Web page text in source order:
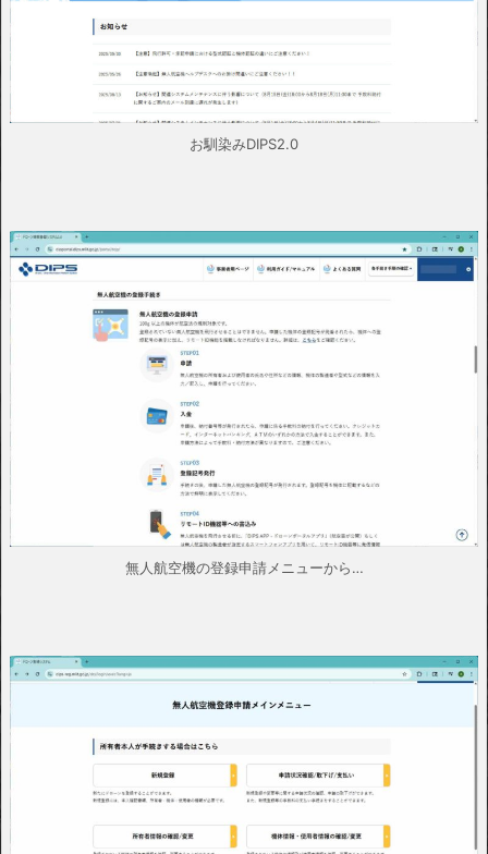
お馴染みDIPS2.0
無人航空機の登録申請メニューから…